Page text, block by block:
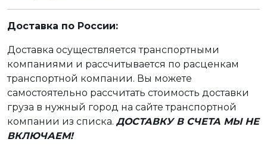
Доставка по России:
Доставка осуществляется транспортными
компаниями и рассчитывается по расценкам
транспортной компании. Вы можете
самостоятельно рассчитать стоимость доставки
груза в нужный город на сайте транспортной
компании из списка. ДОСТАВКУ В СЧЕТА МЫ НЕ
ВКЛЮЧАЕМ!